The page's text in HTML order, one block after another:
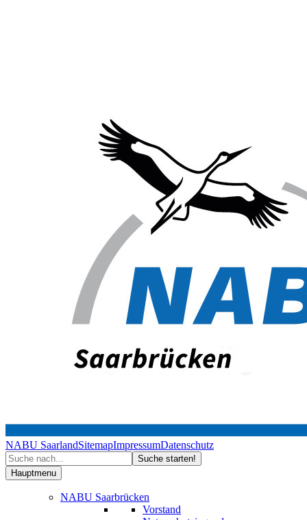
NABU SaarlandSitemapImpressumDatenschutz
Hauptmenu
NABU Saarbrücken
Vorstand